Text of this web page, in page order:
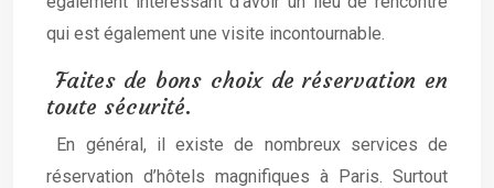
qui est également une visite incontournable.
Faites de bons choix de réservation en
toute sécurité.
En général, il existe de nombreux services de
réservation d’hôtels magnifiques à Paris. Surtout